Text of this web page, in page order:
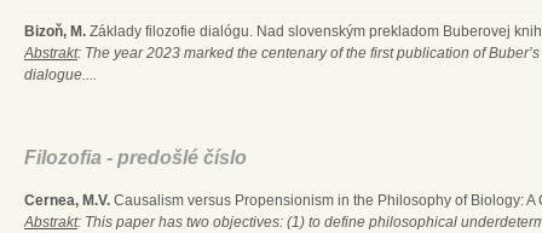
Bizoň, M. Základy filozofie dialógu. Nad slovenským prekladom Buberovej
Abstrakt: The year 2023 marked the centenary of the first publication of
dialogue....
Filozofia - predošlé číslo
Cernea, M.V. Causalism versus Propensionism in the Philosophy of Biology:
Abstrakt: This paper has two objectives: (1) to define philosophical